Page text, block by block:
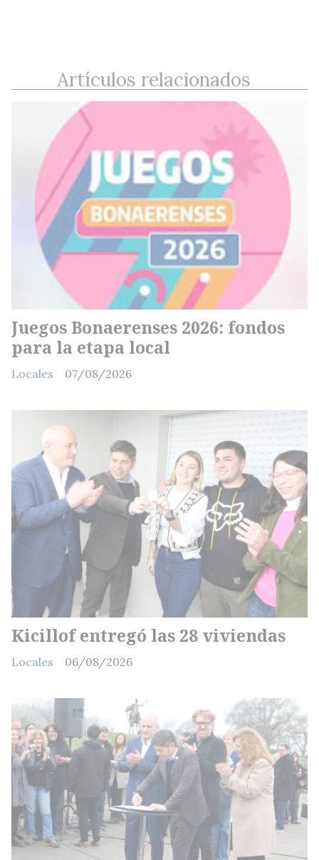
Artículos relacionados
Juegos Bonaerenses 2026: fondos
para la etapa local
Locales 07/08/2026
Kicillof entregó las 28 viviendas
Locales 06/08/2026